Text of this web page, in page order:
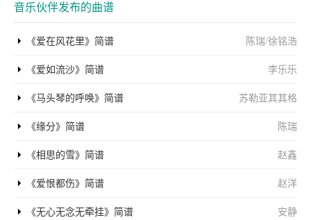
音乐伙伴发布的曲谱
陈瑞/徐铭浩
《爱在风花里》简谱
李乐乐
《爱如流沙》简谱
苏勒亚其其格
《马头琴的呼唤》简谱
陈瑞
《缘分》简谱
赵鑫
《相思的雪》简谱
赵洋
《爱恨都伤》简谱
安静
《无心无念无牵挂》简谱